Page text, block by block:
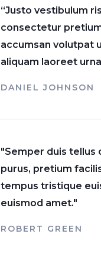
“Justo vestibulum
consectetur
accumsan volutpat
aliquam laoreet
DANIEL JOHNSON
"Semper duis tellus
purus, pretium
tempus tristique
euismod amet."
ROBERT GREEN